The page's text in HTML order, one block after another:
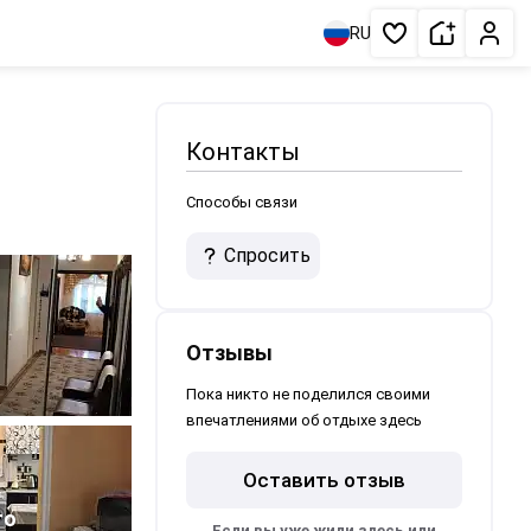
RU Избранное
Сдать
Контакты
Способы связи
Спросить
Отзывы
Пока никто не поделился своими
впечатлениями об отдыхе здесь
Оставить отзыв